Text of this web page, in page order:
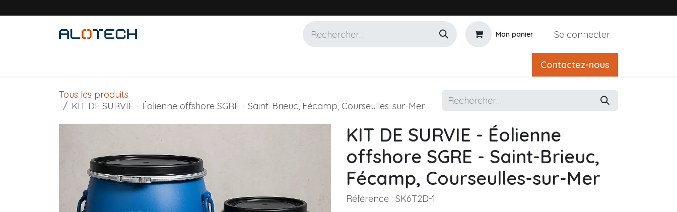
Mon panier Se connecter
Contactez-nous
Tous les produits
KIT DE SURVIE - Éolienne offshore SGRE - Saint-Brieuc, Fécamp, Courseulles-sur-Mer
KIT DE SURVIE - Éolienne
offshore SGRE - Saint-Brieuc,
Fécamp, Courseulles-sur-Mer
Référence : SK6T2D-1